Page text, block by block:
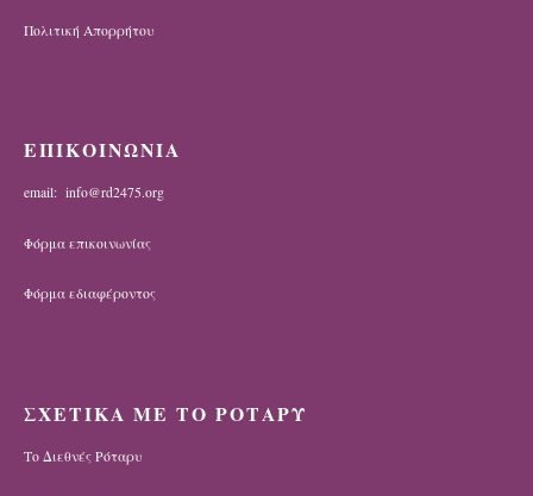
Πολιτική Απορρήτου
ΕΠΙΚΟΙΝΩΝΙΑ
email: info@rd2475.org
Φόρμα επικοινωνίας
Φόρμα εδιαφέροντος
ΣΧΕΤΙΚΑ ΜΕ ΤΟ ΡΟΤΑΡΥ
Το Διεθνές Ρόταρυ